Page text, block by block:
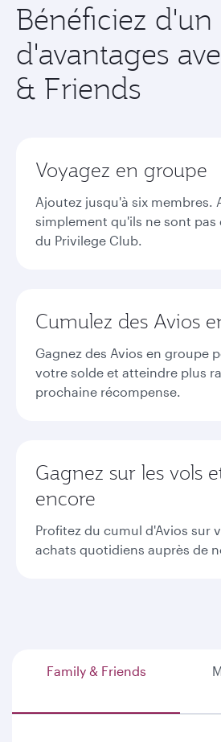
Bénéficiez
d'avantages
& Friends
Voyagez en groupe
Ajoutez jusqu'à six membres.
simplement qu'ils ne sont pas
du Privilege Club.
Cumulez des Avios
Gagnez des Avios en groupe
votre solde et atteindre plus
prochaine récompense.
Gagnez sur les vols
encore
Profitez du cumul d'Avios sur
achats quotidiens auprès de
Family & Friends